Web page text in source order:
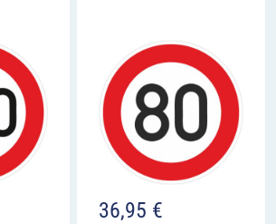
36,95 €